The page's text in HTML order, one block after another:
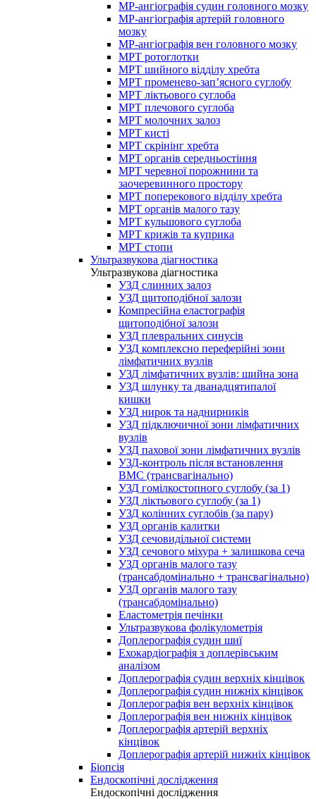
МР-ангіографія судин головного мозку
МР-ангіографія артерій головного
мозку
МР-ангіографія вен головного мозку
МРТ ротоглотки
МРТ шийного відділу хребта
МРТ променево-зап’ясного суглобу
МРТ ліктьового суглоба
МРТ плечового суглоба
МРТ молочних залоз
МРТ кисті
МРТ скрінінг хребта
МРТ органів середньостіння
МРТ черевної порожнини та
заочеревинного простору
МРТ поперекового відділу хребта
МРТ органів малого тазу
МРТ кульшового суглоба
МРТ крижів та куприка
МРТ стопи
Ультразвукова діагностика
Ультразвукова діагностика
УЗД слинних залоз
УЗД щитоподібної залози
Компресійна еластографія
щитоподібної залози
УЗД плевральних синусів
УЗД комплексно переферійні зони
лімфатичних вузлів
УЗД лімфатичних вузлів: шийна зона
УЗД шлунку та дванадцятипалої
кишки
УЗД нирок та наднирників
УЗД підключичної зони лімфатичних
вузлів
УЗД пахової зони лімфатичних вузлів
УЗД-контроль після встановлення
ВМС (трансвагінально)
УЗД гомілкостопного суглобу (за 1)
УЗД ліктьового суглобу (за 1)
УЗД колінних суглобів (за пару)
УЗД органів калитки
УЗД сечовидільної системи
УЗД сечового міхура + залишкова сеча
УЗД органів малого тазу
(трансабдомінально + трансвагінально)
УЗД органів малого тазу
(трансабдомінально)
Еластометрія печінки
Ультразвукова фолікулометрія
Доплерографія судин шиї
Ехокардіографія з доплерівським
аналізом
Доплерографія судин верхніх кінцівок
Доплерографія судин нижніх кінцівок
Доплерографія вен верхніх кінцівок
Доплерографія вен нижніх кінцівок
Доплерографія артерій верхніх
кінцівок
Доплерографія артерій нижніх кінцівок
Біопсія
Ендоскопічні дослідження
Ендоскопічні дослідження